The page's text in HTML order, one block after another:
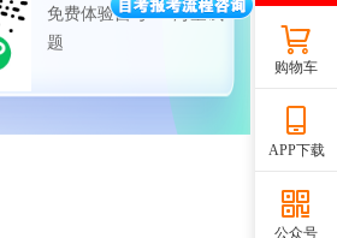
免费体验自考365海量试
题
购物车
APP下载
公众号